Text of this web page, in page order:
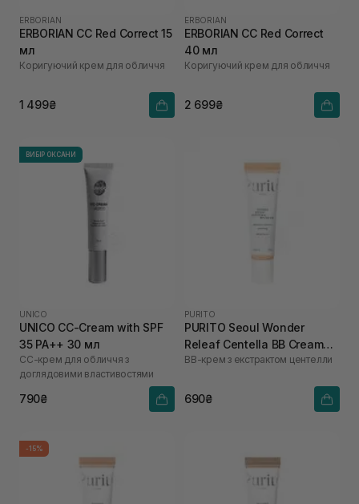
ERBORIAN
ERBORIAN CC Red Correct 15
мл
Коригуючий крем для обличчя
1 499₴
ERBORIAN
ERBORIAN CC Red Correct
40 мл
Коригуючий крем для обличчя
2 699₴
ВИБІР ОКСАНИ
UNICO
UNICO CC-Cream with SPF
35 PA++ 30 мл
СС-крем для обличчя з
доглядовими властивостями
790₴
PURITO
PURITO Seoul Wonder
Releaf Centella BB Cream
Neutral Ivory №13 30 мл
ВВ-крем з екстрактом центелли
690₴
-15%